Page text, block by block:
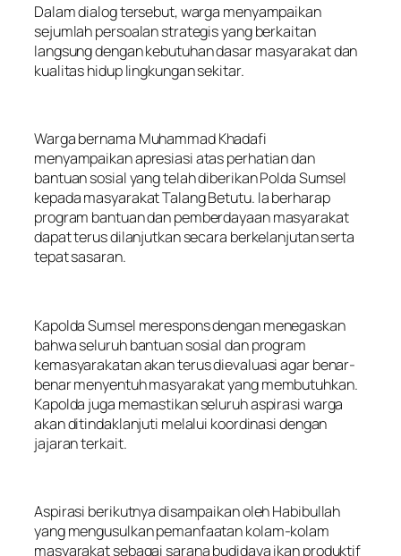
Dalam dialog tersebut, warga menyampaikan
sejumlah persoalan strategis yang berkaitan
langsung dengan kebutuhan dasar masyarakat dan
kualitas hidup lingkungan sekitar.
Warga bernama Muhammad Khadafi
menyampaikan apresiasi atas perhatian dan
bantuan sosial yang telah diberikan Polda Sumsel
kepada masyarakat Talang Betutu. Ia berharap
program bantuan dan pemberdayaan masyarakat
dapat terus dilanjutkan secara berkelanjutan serta
tepat sasaran.
Kapolda Sumsel merespons dengan menegaskan
bahwa seluruh bantuan sosial dan program
kemasyarakatan akan terus dievaluasi agar benar-
benar menyentuh masyarakat yang membutuhkan.
Kapolda juga memastikan seluruh aspirasi warga
akan ditindaklanjuti melalui koordinasi dengan
jajaran terkait.
Aspirasi berikutnya disampaikan oleh Habibullah
yang mengusulkan pemanfaatan kolam-kolam
masyarakat sebagai sarana budidaya ikan produktif